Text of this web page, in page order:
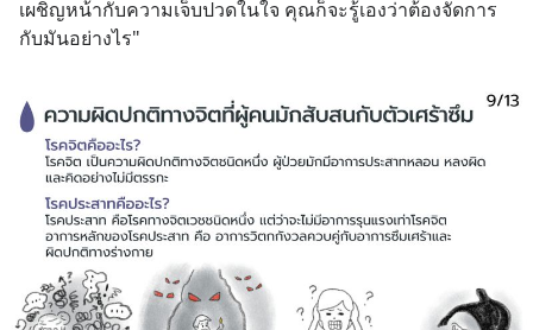
เผชิญหน้ากับความเจ็บปวดในใจ คุณก็จะรู้เองว่าต้องจัดการ
กับมันอย่างไร"